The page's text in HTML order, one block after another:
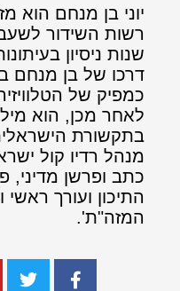
יוני בן מנחם הוא
רשות השידור
שנות ניסיון
דרכו של בן מנחם
כמפיק של
לאחר מכן, הוא
בתקשורת
מנהל רדיו קול
כתב ופרשן מדיני,
התיכון ועורך ראשי
המזה"ת'.